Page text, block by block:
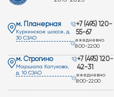
м. Планерная
Куркинское шоссе, д.
30 СЗАО
+7 (495) 120-
55-67
ежедневно
8:00-22:00
м. Строгино
Маршала Катукова,
д. 10 СЗАО
+7 (495) 120-
42-31
ежедневно
8:00-22:00